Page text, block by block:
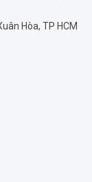
Hòa, TP HCM